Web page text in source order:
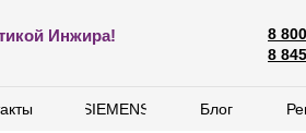
8
8
Инжира!
Блог
SIEMENS
8 800
8
Блог
SIEMENS